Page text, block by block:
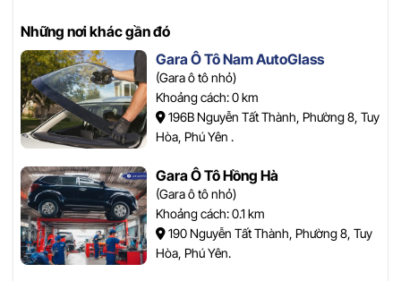
Những nơi khác gần đó
Gara Ô Tô Nam AutoGlass
(Gara ô tô nhỏ)
Khoảng cách: 0 km
196B Nguyễn Tất Thành, Phường 8, Tuy
Hòa, Phú Yên .
Gara Ô Tô Hồng Hà
(Gara ô tô nhỏ)
Khoảng cách: 0.1 km
190 Nguyễn Tất Thành, Phường 8, Tuy
Hòa, Phú Yên.